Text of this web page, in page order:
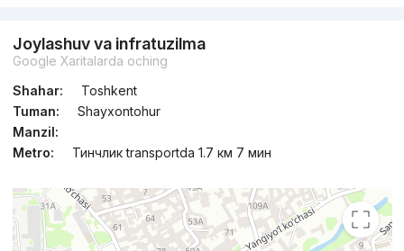
Joylashuv va infratuzilma
Google Xaritalarda oching
Shahar:
Toshkent
Tuman:
Shayxontohur
Manzil:
Metro:
Тинчлик transportda 1.7 км 7 мин